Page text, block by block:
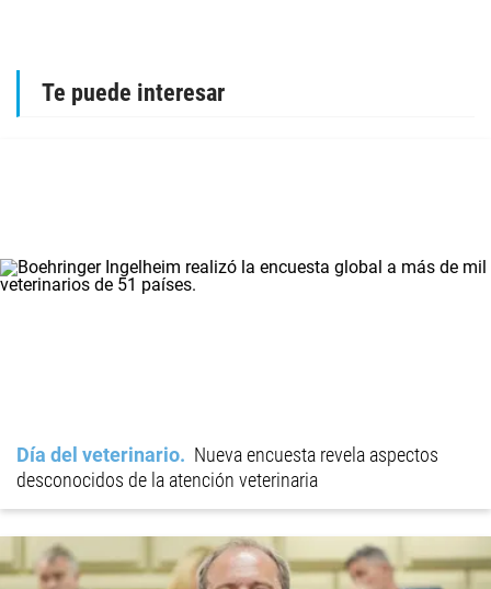
Te puede interesar
Día del veterinario
Nueva encuesta revela aspectos
desconocidos de la atención veterinaria